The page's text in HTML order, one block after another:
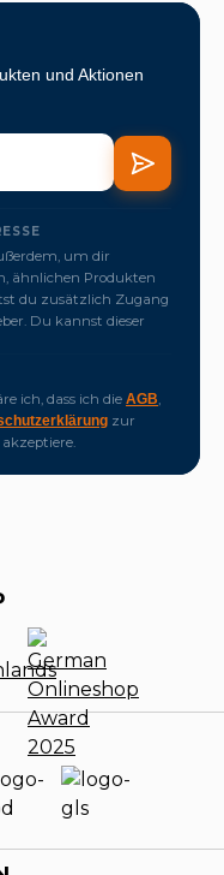
und Aktionen
um dir
ähnlichen Produkten
du zusätzlich Zugang
Du kannst dieser
ich, dass ich die AGB
zur